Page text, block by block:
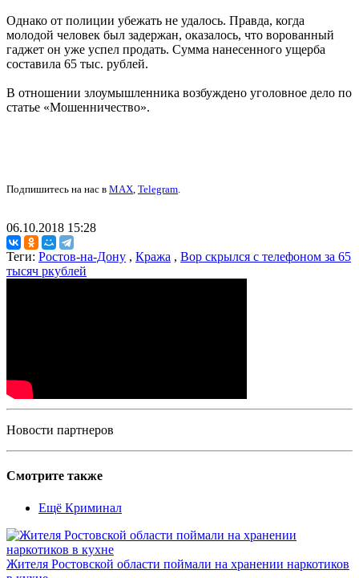
Однако от полиции убежать не удалось. Правда, когда
молодой человек был задержан, оказалось, что ворованный
гаджет он уже успел продать. Сумма нанесенного ущерба
составила 65 тыс. рублей.
В отношении злоумышленника возбуждено уголовное дело по
статье «Мошенничество».
Подпишитесь на нас в MAX, Telegram.
06.10.2018 15:28
Теги: Ростов-на-Дону , Кража , Вор скрылся с телефоном за 65
тысяч ркублей
Новости партнеров
Смотрите также
Ещё Криминал
Жителя Ростовской области поймали на хранении наркотиков